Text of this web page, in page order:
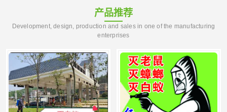
产品推荐
Development, design, production and sales in one of the manufacturing
enterprises